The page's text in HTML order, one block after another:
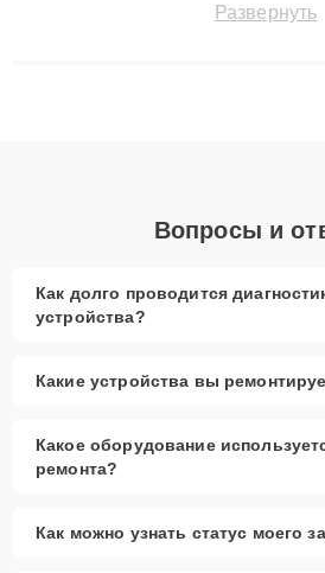
сохранением гарантии до 3 лет. Наши
Развернуть
Вопросы и
Как долго проводится
устройства?
Какие устройства вы
Какое оборудование
ремонта?
Как можно узнать статус моего